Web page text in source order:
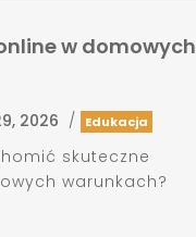
w domowych
2026 / Edukacja
skuteczne
warunkach?